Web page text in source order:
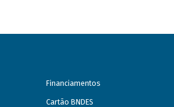
Financiamentos
Cartão BNDES